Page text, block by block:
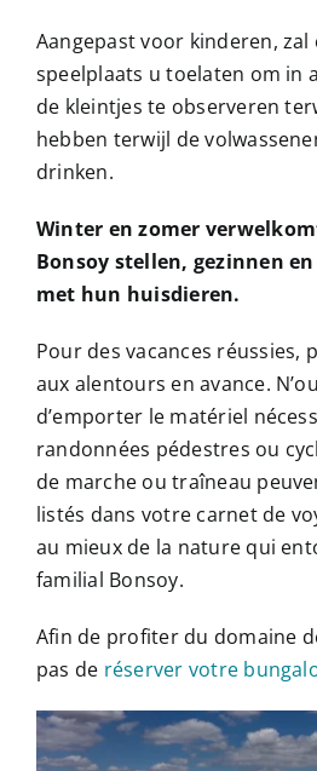
Aangepast voor kinderen, zal
speelplaats u toelaten om in
de kleintjes te observeren
hebben terwijl de
drinken.
Winter en zomer
Bonsoy stellen, gezinnen
met hun huisdieren.
Pour des vacances réussies,
aux alentours en avance.
d’emporter le matériel
randonnées pédestres ou
de marche ou traîneau
listés dans votre carnet de
au mieux de la nature qui
familial Bonsoy.
Afin de profiter du domaine
pas de réserver votre